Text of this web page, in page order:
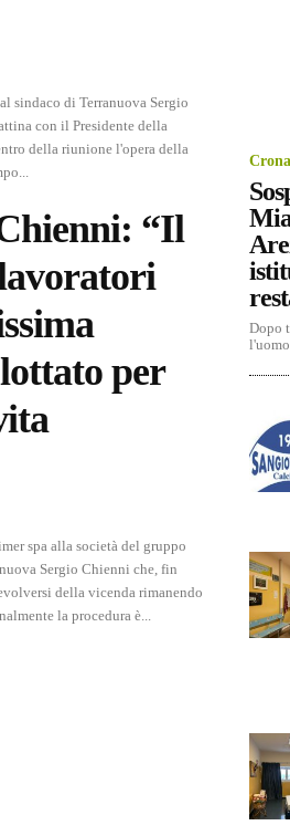
sindaco di Terranuova Sergio
con il Presidente della
della riunione l'opera della
“Il
per
spa alla società del gruppo
Sergio Chienni che, fin
della vicenda rimanendo
ai sindacati e ai lavoratori. "Finalmente la procedura è...
Dopo